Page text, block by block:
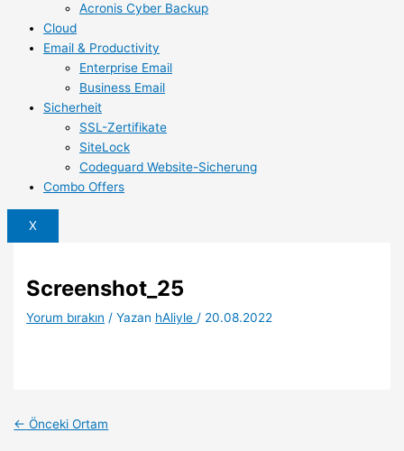
Acronis Cyber Backup
Cloud
Email & Productivity
Enterprise Email
Business Email
Sicherheit
SSL-Zertifikate
SiteLock
Codeguard Website-Sicherung
Combo Offers
X
Screenshot_25
Yorum bırakın / Yazan hAliyle / 20.08.2022
← Önceki Ortam